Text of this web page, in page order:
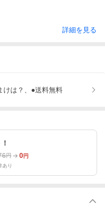
詳細を見る
は？、●送料無料
円 0円
あり